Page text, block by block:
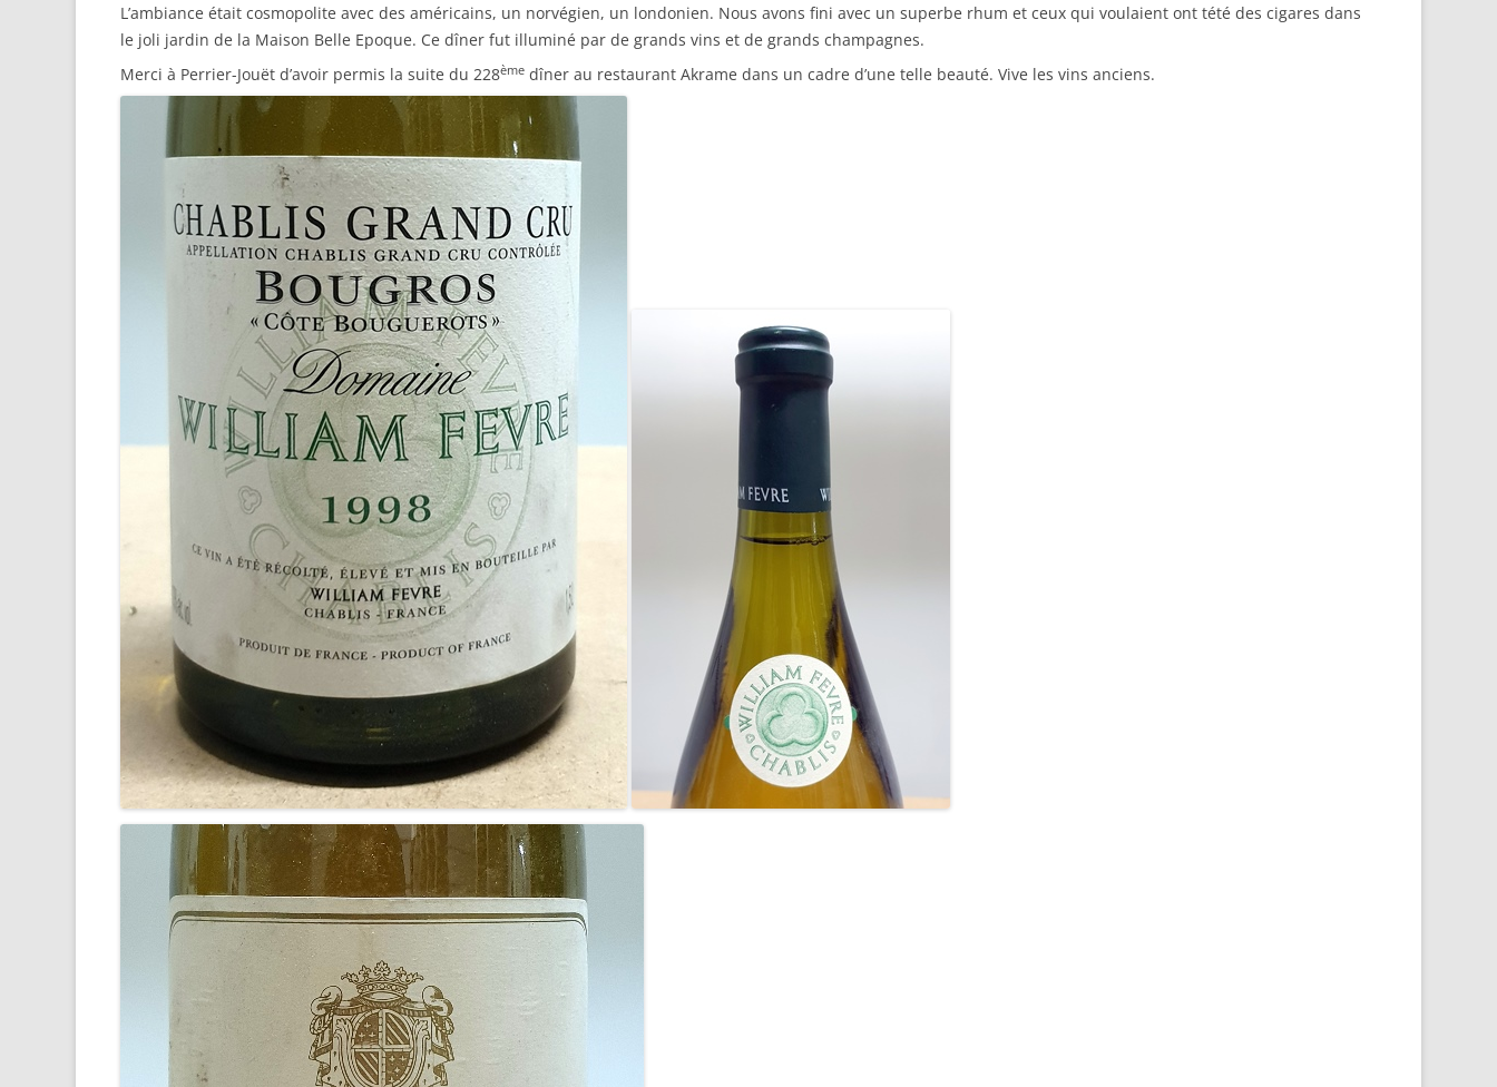
L’ambiance était cosmopolite avec des américains, un norvégien, un londonien. Nous avons fini avec un superbe rhum et ceux qui voulaient ont tété des cigares dans
le joli jardin de la Maison Belle Epoque. Ce dîner fut illuminé par de grands vins et de grands champagnes.
Merci à Perrier-Jouët d’avoir permis la suite du 228ème dîner au restaurant Akrame dans un cadre d’une telle beauté. Vive les vins anciens.